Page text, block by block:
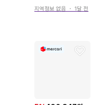
지역정보 없음 ・ 1달 전